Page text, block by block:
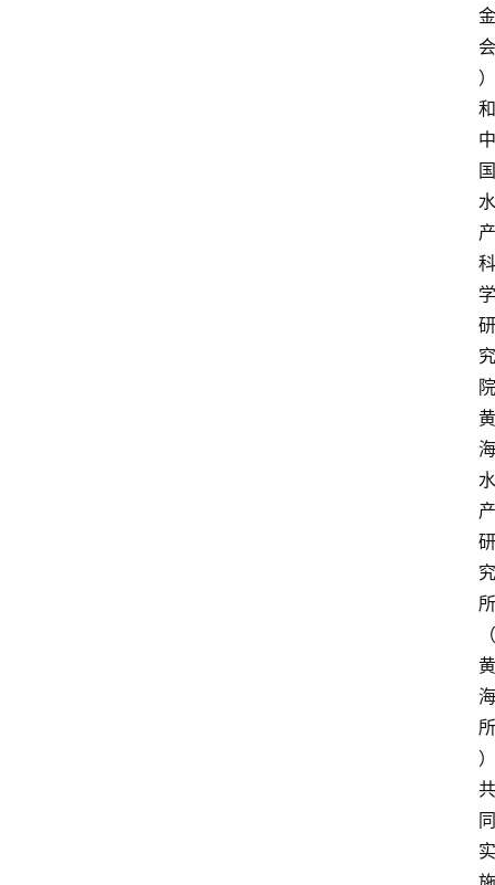
金
会
）
和
中
国
水
产
科
学
研
究
院
黄
海
水
产
研
究
所
（
黄
海
所
）
共
同
实